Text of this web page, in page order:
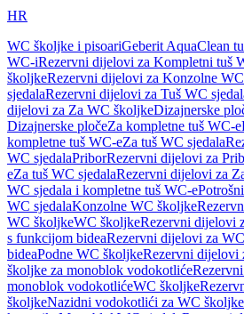
HR
WC školjke i pisoariGeberit AquaClean
WC-iRezervni dijelovi za Kompletni tuš
školjkeRezervni dijelovi za Konzolne
sjedalaRezervni dijelovi za Tuš WC
dijelovi za Za WC školjkeDizajnerske
Dizajnerske pločeZa kompletne tuš WC-e
kompletne tuš WC-eZa tuš WC sjedala
WC sjedalaPriborRezervni dijelovi za
eZa tuš WC sjedalaRezervni dijelovi za
WC sjedala i kompletne tuš WC-e
WC sjedalaKonzolne WC školjke
WC školjkeWC školjkeRezervni dijelovi
s funkcijom bideaRezervni dijelovi za
bideaPodne WC školjkeRezervni dijelovi
školjke za monoblok vodokotliće
monoblok vodokotlićeWC školjke
školjkeNazidni vodokotlići za WC